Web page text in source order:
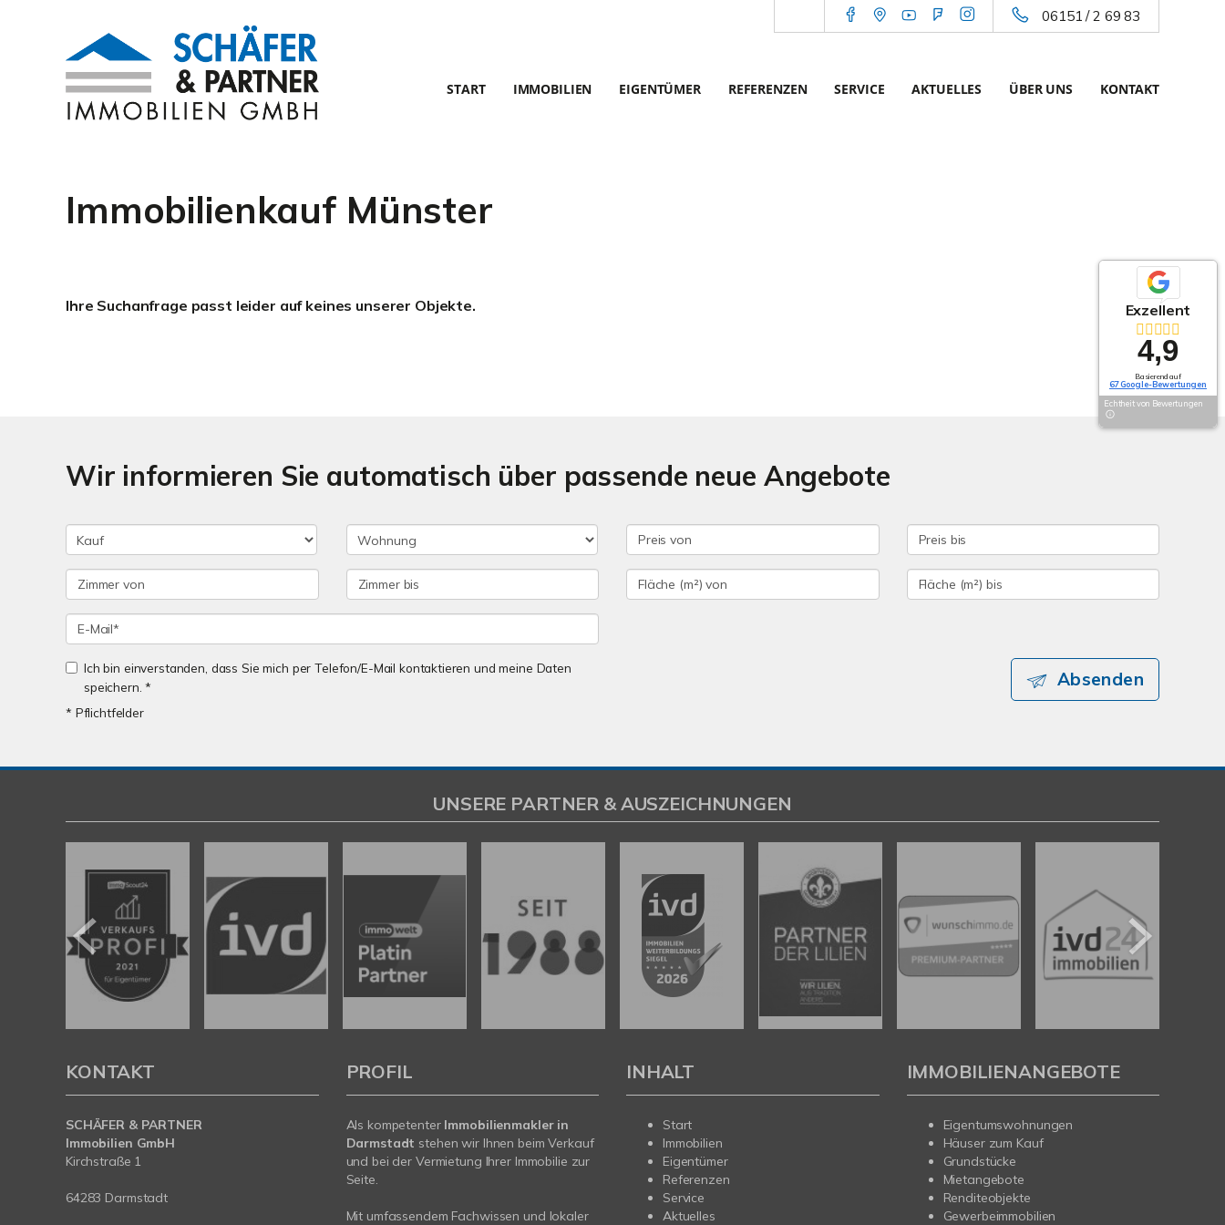
06151 / 2 69 83
START IMMOBILIEN EIGENTÜMER REFERENZEN SERVICE AKTUELLES ÜBER UNS KONTAKT
Immobilienkauf Münster
Ihre Suchanfrage passt leider auf keines unserer Objekte.
Wir informieren Sie automatisch über passende neue Angebote
Ich bin einverstanden, dass Sie mich per Telefon/E-Mail kontaktieren und meine Daten
speichern. *
* Pflichtfelder
Absenden
Exzellent
4,9
Basierend auf
67 Google-Bewertungen
Echtheit von Bewertungen
UNSERE PARTNER & AUSZEICHNUNGEN
KONTAKT
SCHÄFER & PARTNER
Immobilien GmbH
Kirchstraße 1
64283 Darmstadt
PROFIL
Als kompetenter Immobilienmakler in
Darmstadt stehen wir Ihnen beim Verkauf
und bei der Vermietung Ihrer Immobilie zur
Seite.
Mit umfassendem Fachwissen und lokaler
INHALT
Start
Immobilien
Eigentümer
Referenzen
Service
Aktuelles
IMMOBILIENANGEBOTE
Eigentumswohnungen
Häuser zum Kauf
Grundstücke
Mietangebote
Renditeobjekte
Gewerbeimmobilien